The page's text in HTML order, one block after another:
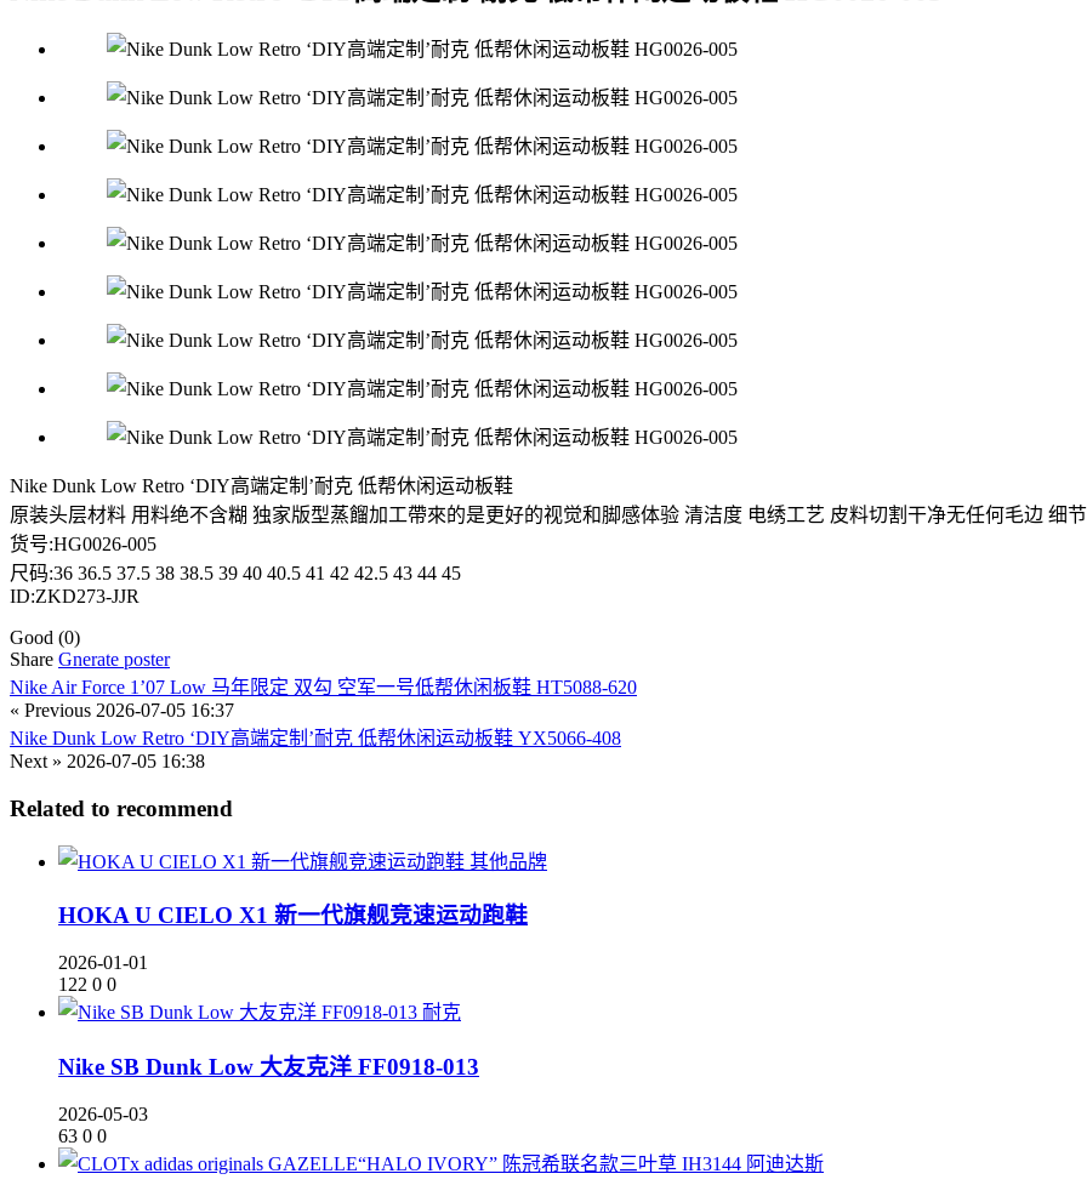
Nike Dunk Low Retro ‘DIY高端定制’耐克 低帮休闲运动板鞋
原装头层材料 用料绝不含糊 独家版型蒸餾加工帶來的是更好的视觉和脚感体验 清洁度 电绣工艺 皮料切割干净无任何毛边 细
货号:HG0026-005
尺码:36 36.5 37.5 38 38.5 39 40 40.5 41 42 42.5 43 44 45
ID:ZKD273-JJR
Good (0)
Share Gnerate poster
Nike Air Force 1’07 Low 马年限定 双勾 空军一号低帮休闲板鞋 HT5088-620
« Previous 2026-07-05 16:37
Nike Dunk Low Retro ‘DIY高端定制’耐克 低帮休闲运动板鞋 YX5066-408
Next » 2026-07-05 16:38
Related to recommend
其他品牌
HOKA U CIELO X1 新一代旗舰竞速运动跑鞋
2026-01-01
122 0 0
耐克
Nike SB Dunk Low 大友克洋 FF0918-013
2026-05-03
63 0 0
阿迪达斯